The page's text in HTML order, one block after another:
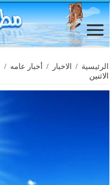
الرئيسية / الاخبار / أخبار عامه /
الاثنين